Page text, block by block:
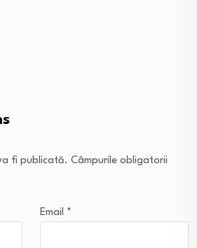
fi publicată. Câmpurile obligatorii
Email *